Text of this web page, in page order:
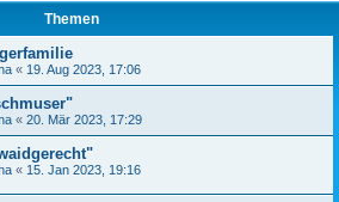
Themen
« 19. Aug 2023, 17:06
« 20. Mär 2023, 17:29
« 15. Jan 2023, 19:16